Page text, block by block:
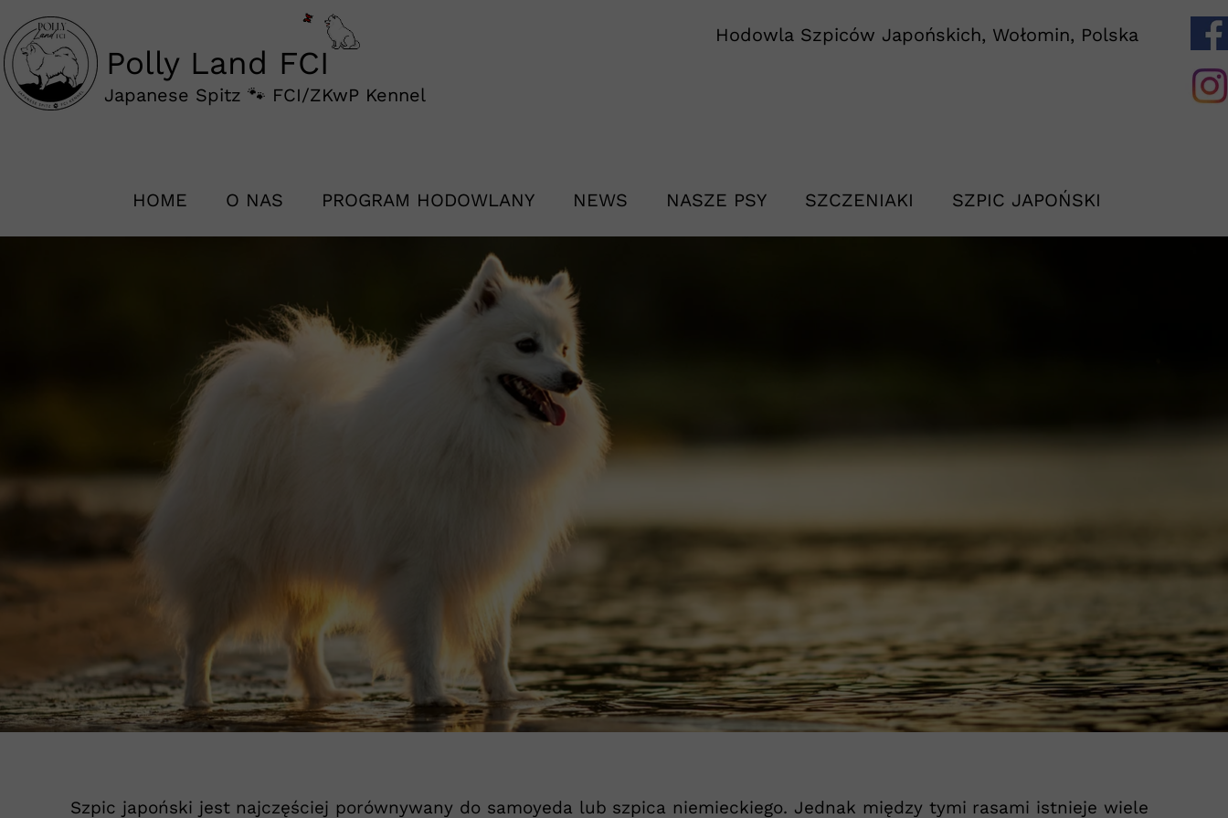
Szpic japoński jest najczęściej porównywany do samoyeda lub szpica niemieckiego. Jednak między tymi rasami istnieje wiele
Hodowla Szpiców Japońskich, Wołomin, Polska
HOME O NAS
PROGRAM HODOWLANY
PROGRAM HODOWLANY
NEWS
NASZE PSY
SNOWFLAKE PRINCESS "YUKI"
SZCZENIAKI
PLANOWANE MIOTY
MIOT S - 2026
SZPIC JAPOŃSKI
O RASIE
Polly Land FCI
Japanese Spitz 🐾 FCI/ZKwP Kennel